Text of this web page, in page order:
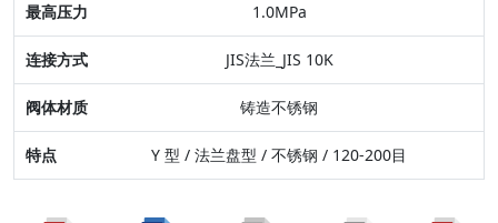
特点
1.0MPa
JIS法兰_JIS 10K
铸造不锈钢
Y 型 / 法兰盘型 / 不锈钢 / 120-200目